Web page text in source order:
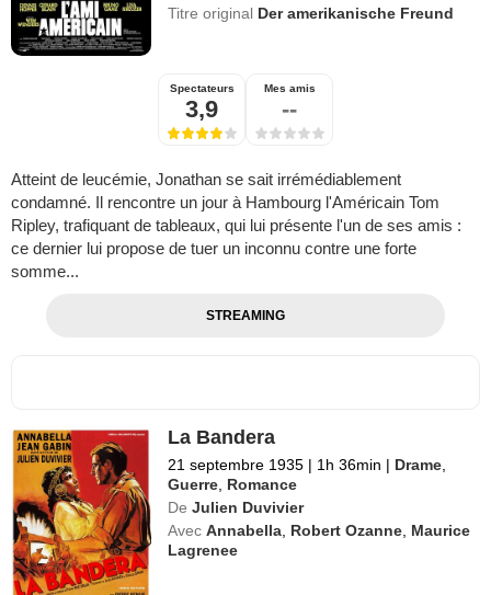
Titre original Der amerikanische Freund
Spectateurs
3,9
Mes amis
--
Atteint de leucémie, Jonathan se sait irrémédiablement
condamné. Il rencontre un jour à Hambourg l'Américain Tom
Ripley, trafiquant de tableaux, qui lui présente l'un de ses amis :
ce dernier lui propose de tuer un inconnu contre une forte
somme...
STREAMING
La Bandera
21 septembre 1935 | 1h 36min | Drame,
Guerre, Romance
De Julien Duvivier
Avec Annabella, Robert Ozanne, Maurice
Lagrenee